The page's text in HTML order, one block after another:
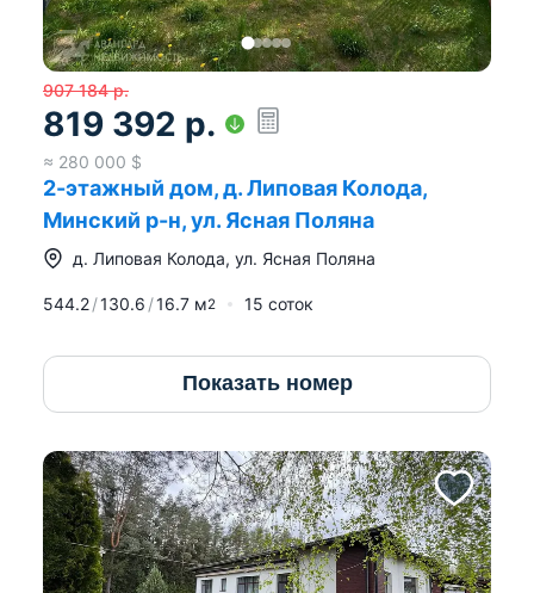
907 184 р.
819 392 р.
≈ 280 000 $
2-этажный дом, д. Липовая Колода,
Минский р-н, ул. Ясная Поляна
д. Липовая Колода, ул. Ясная Поляна
544.2 130.6 16.7 м2 15 соток
Показать номер